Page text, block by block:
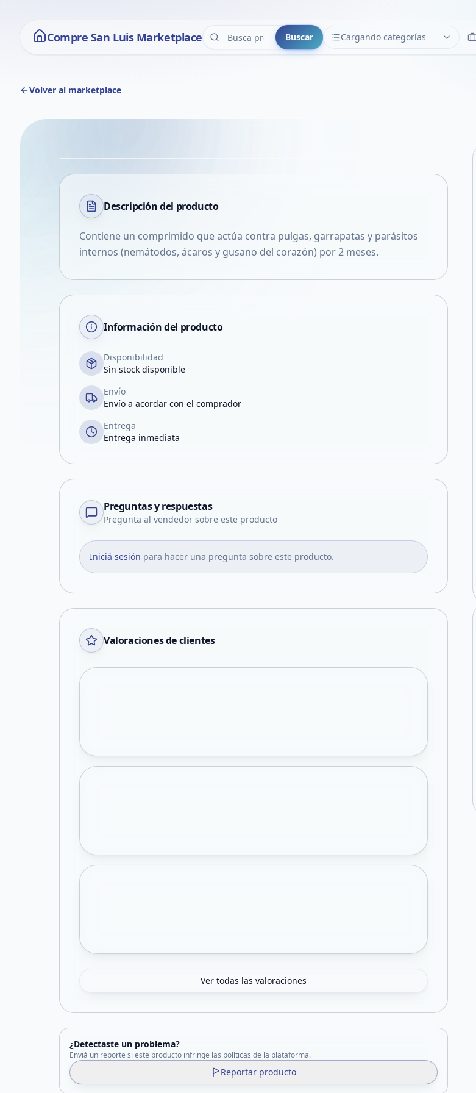
Compre San Luis Marketplace Buscar Cargando categorías
CATEGORÍAS Limpiar
Volver al marketplace
VER EN PANTALLA COMPLETA
Compartir
Descripción del producto
Contiene un comprimido que actúa contra pulgas, garrapatas y parásitos
internos (nemátodos, ácaros y gusano del corazón) por 2 meses.
Información del producto
Disponibilidad
Sin stock disponible
Envío
Envío a acordar con el comprador
Entrega
Entrega inmediata
Preguntas y respuestas
Pregunta al vendedor sobre este producto
Iniciá sesión para hacer una pregunta sobre este producto.
Valoraciones de clientes
Ver todas las valoraciones
¿Detectaste un problema?
Enviá un reporte si este producto infringe las políticas de la plataforma.
Reportar producto